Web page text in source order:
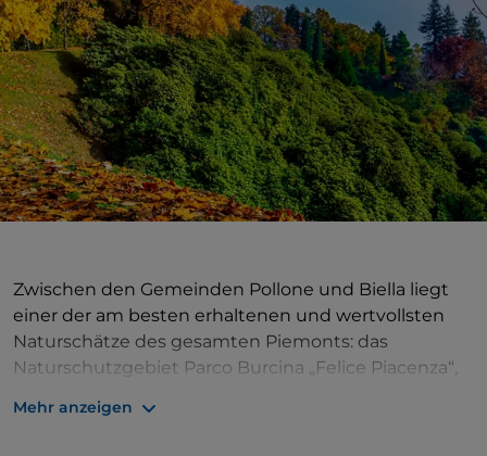
Zwischen den Gemeinden Pollone und Biella liegt
einer der am besten erhaltenen und wertvollsten
Naturschätze des gesamten Piemonts: das
Naturschutzgebiet Parco Burcina „Felice Piacenza“,
das aus dem Wunsch der wohlhabenden Familie
Mehr anzeigen